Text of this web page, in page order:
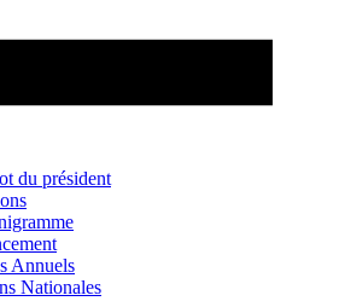
du président
Annuels
Nationales